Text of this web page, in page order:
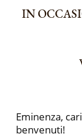
IN
Eminenza,
benvenuti!